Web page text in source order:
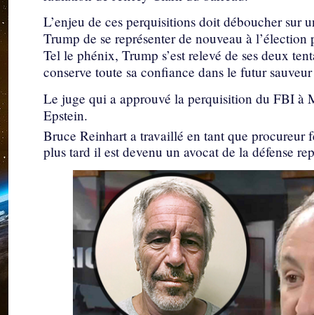
L’enjeu de ces perquisitions doit déboucher
Trump de se représenter de nouveau à
Tel le phénix, Trump s’est relevé de ses deux
conserve toute sa confiance dans le futur
Le juge qui a approuvé la perquisition du FBI à
Epstein.
Bruce Reinhart a travaillé en tant que procureur
plus tard il est devenu un avocat de la défense